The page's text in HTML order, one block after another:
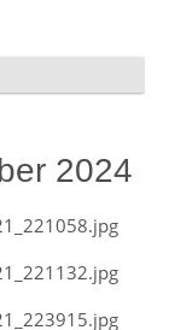
2024